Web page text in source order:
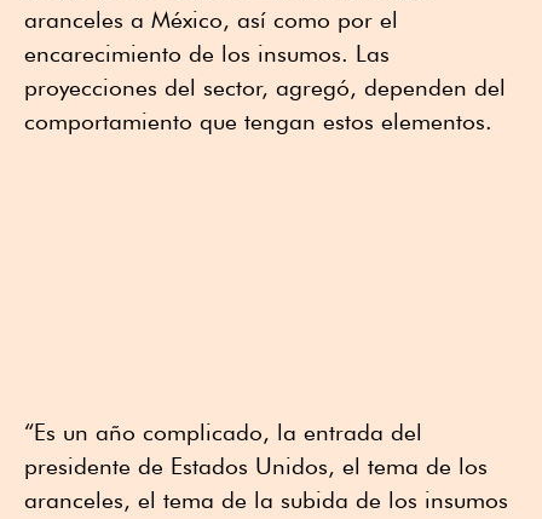
aranceles a México, así como por el
encarecimiento de los insumos. Las
proyecciones del sector, agregó, dependen del
comportamiento que tengan estos elementos.
“Es un año complicado, la entrada del
presidente de Estados Unidos, el tema de los
aranceles, el tema de la subida de los insumos